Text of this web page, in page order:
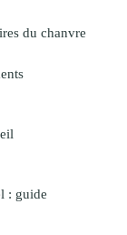
du chanvre
: guide